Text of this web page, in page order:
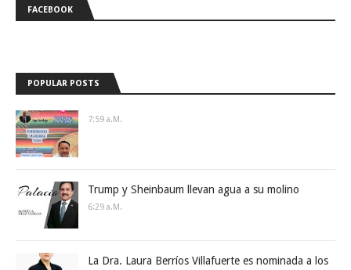
FACEBOOK
POPULAR POSTS
7:59 A.m.
Trump y Sheinbaum llevan agua a su molino
6:29 A.m.
La Dra. Laura Berríos Villafuerte es nominada a los